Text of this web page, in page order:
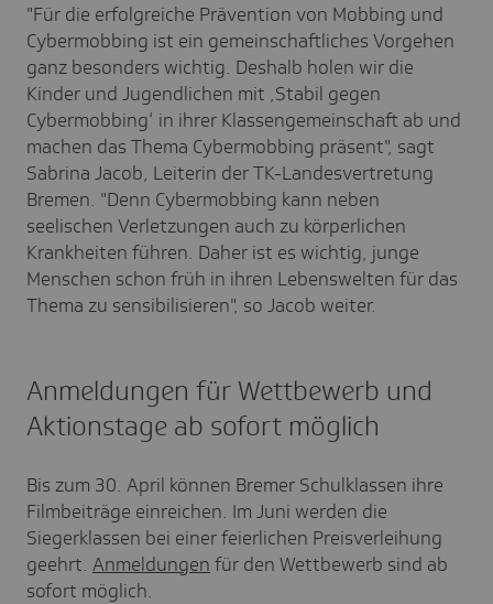
"Für die erfolgreiche Prävention von Mobbing und
Cybermobbing ist ein gemeinschaftliches Vorgehen
ganz besonders wichtig. Deshalb holen wir die
Kinder und Jugendlichen mit ‚Stabil gegen
Cybermobbing‘ in ihrer Klassengemeinschaft ab und
machen das Thema Cybermobbing präsent", sagt
Sabrina Jacob, Leiterin der TK-Landesvertretung
Bremen. "Denn Cybermobbing kann neben
seelischen Verletzungen auch zu körperlichen
Krankheiten führen. Daher ist es wichtig, junge
Menschen schon früh in ihren Lebenswelten für das
Thema zu sensibilisieren", so Jacob weiter.
Anmeldungen für Wettbewerb und
Aktionstage ab sofort möglich
Bis zum 30. April können Bremer Schulklassen ihre
Filmbeiträge einreichen. Im Juni werden die
Siegerklassen bei einer feierlichen Preisverleihung
geehrt. Anmeldungen für den Wettbewerb sind ab
sofort möglich.